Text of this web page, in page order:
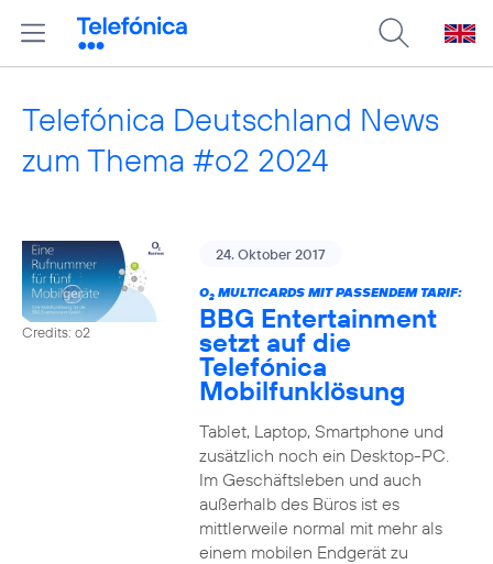
Telefónica Deutschland News
zum Thema #o2 2024
Credits: o2
24. Oktober 2017
O2MULTICARDS MIT PASSENDEM TARIF:
BBG Entertainment
setzt auf die
Telefónica
Mobilfunklösung
Tablet, Laptop, Smartphone und
zusätzlich noch ein Desktop-PC.
Im Geschäftsleben und auch
außerhalb des Büros ist es
mittlerweile normal mit mehr als
einem mobilen Endgerät zu